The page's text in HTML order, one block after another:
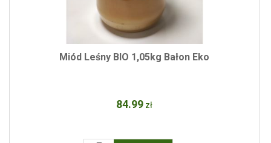
Miód Leśny BIO 1,05kg Bałon Eko
84.99 zł